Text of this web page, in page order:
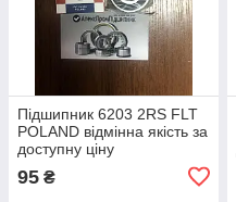
Підшипник 6203 2RS FLT
POLAND відмінна якість за
доступну ціну
95 ₴